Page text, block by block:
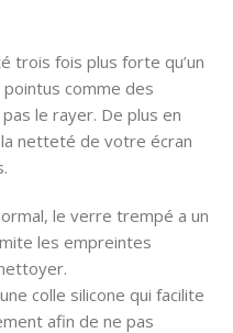
trois fois plus forte qu’un
comme des
le rayer. De plus en
netteté de votre écran
le verre trempé a un
les empreintes
colle silicone qui facilite
afin de ne pas